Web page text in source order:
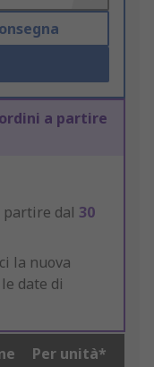
ordini a partire
partire dal 30
la nuova
date di
Per unità*